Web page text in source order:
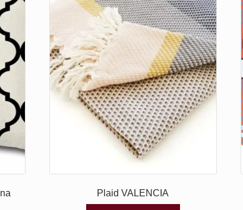
Plaid VALENCIA